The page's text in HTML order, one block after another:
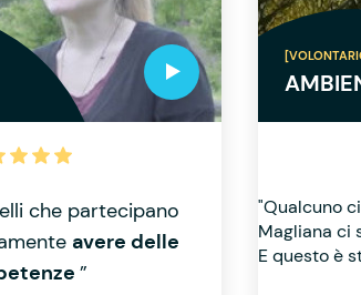
che partecipano
avere delle
”
"Qualcuno
Magliana ci
E questo è